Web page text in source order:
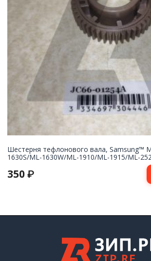
Шестерня тефлонового вала, Samsung™
1630S/ML-1630W/ML-1910/ML-1915/ML-
350 ₽